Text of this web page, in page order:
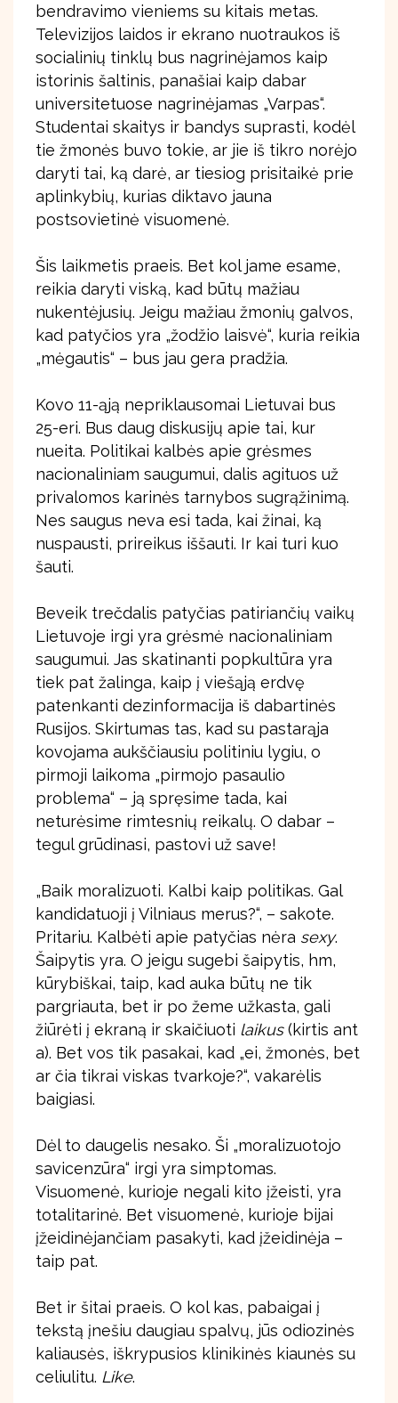
bendravimo vieniems su kitais metas.
Televizijos laidos ir ekrano nuotraukos iš
socialinių tinklų bus nagrinėjamos kaip
istorinis šaltinis, panašiai kaip dabar
universitetuose nagrinėjamas „Varpas“.
Studentai skaitys ir bandys suprasti, kodėl
tie žmonės buvo tokie, ar jie iš tikro norėjo
daryti tai, ką darė, ar tiesiog prisitaikė prie
aplinkybių, kurias diktavo jauna
postsovietinė visuomenė.
Šis laikmetis praeis. Bet kol jame esame,
reikia daryti viską, kad būtų mažiau
nukentėjusių. Jeigu mažiau žmonių galvos,
kad patyčios yra „žodžio laisvė“, kuria reikia
„mėgautis“ – bus jau gera pradžia.
Kovo 11-ąją nepriklausomai Lietuvai bus
25-eri. Bus daug diskusijų apie tai, kur
nueita. Politikai kalbės apie grėsmes
nacionaliniam saugumui, dalis agituos už
privalomos karinės tarnybos sugrąžinimą.
Nes saugus neva esi tada, kai žinai, ką
nuspausti, prireikus iššauti. Ir kai turi kuo
šauti.
Beveik trečdalis patyčias patiriančių vaikų
Lietuvoje irgi yra grėsmė nacionaliniam
saugumui. Jas skatinanti popkultūra yra
tiek pat žalinga, kaip į viešąją erdvę
patenkanti dezinformacija iš dabartinės
Rusijos. Skirtumas tas, kad su pastarąja
kovojama aukščiausiu politiniu lygiu, o
pirmoji laikoma „pirmojo pasaulio
problema“ – ją spręsime tada, kai
neturėsime rimtesnių reikalų. O dabar –
tegul grūdinasi, pastovi už save!
„Baik moralizuoti. Kalbi kaip politikas. Gal
kandidatuoji į Vilniaus merus?“, – sakote.
Pritariu. Kalbėti apie patyčias nėra sexy.
Šaipytis yra. O jeigu sugebi šaipytis, hm,
kūrybiškai, taip, kad auka būtų ne tik
pargriauta, bet ir po žeme užkasta, gali
žiūrėti į ekraną ir skaičiuoti laikus(kirtis ant
a). Bet vos tik pasakai, kad „ei, žmonės, bet
ar čia tikrai viskas tvarkoje?“, vakarėlis
baigiasi.
Dėl to daugelis nesako. Ši „moralizuotojo
savicenzūra“ irgi yra simptomas.
Visuomenė, kurioje negali kito įžeisti, yra
totalitarinė. Bet visuomenė, kurioje bijai
įžeidinėjančiam pasakyti, kad įžeidinėja –
taip pat.
Bet ir šitai praeis. O kol kas, pabaigai į
tekstą įnešiu daugiau spalvų, jūs odiozinės
kaliausės, iškrypusios klinikinės kiaunės su
celiulitu. Like.